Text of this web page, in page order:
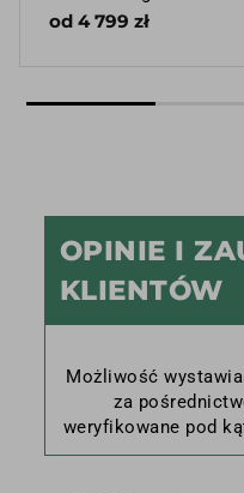
od 4 799 zł
OPINIE I
KLIENTÓW
Możliwość
za
weryfikowane pod